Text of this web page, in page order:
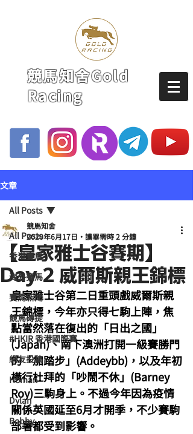
競馬知舍Gold
Racing
文章
All Posts
香港賽馬
海外賽馬
賽馬新聞
競馬磚提
#HKIR 香港國際賽
網友投稿
Homan
Dylan
Bobby
All Posts
【皇家雅士谷賽期】
Day 2 威爾斯親王錦標
競馬知舍
2020年6月17日
讀畢需時 2 分鐘
皇家雅士谷第二日重頭戲威爾斯親
王錦標，今年亦只得七駒上陣，焦
點當然落在復出的「日出之國」
(Japan)、南下澳洲打開一級賽勝門
的「加踏步」(Addeybb)，以及年初
橫行杜拜的「吵鬧不休」(Barney
Roy)三駒身上。不過今年因為疫情
關係英國延至6月才開季，不少賽駒
部署都受到影響。